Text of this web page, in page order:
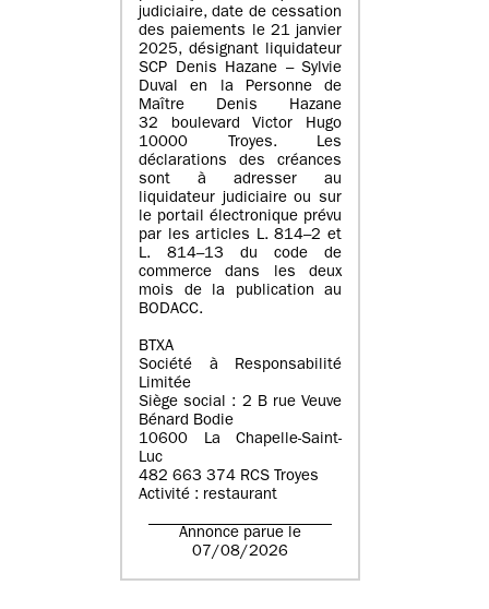
judiciaire, date de cessation
des paiements le 21 janvier
2025, désignant liquidateur
SCP Denis Hazane – Sylvie
Duval en la Personne de
Maître Denis Hazane
32 boulevard Victor Hugo
10000 Troyes. Les
déclarations des créances
sont à adresser au
liquidateur judiciaire ou sur
le portail électronique prévu
par les articles L. 814–2 et
L. 814–13 du code de
commerce dans les deux
mois de la publication au
BODACC.
BTXA
Société à Responsabilité
Limitée
Siège social : 2 B rue Veuve
Bénard Bodie
10600 La Chapelle-Saint-
Luc
482 663 374 RCS Troyes
Activité : restaurant
Annonce parue le
07/08/2026